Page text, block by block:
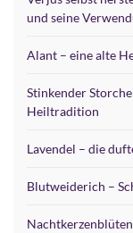
und seine
Alant – eine alte
Stinkender
Heiltradition
Lavendel – die
Blutweiderich –